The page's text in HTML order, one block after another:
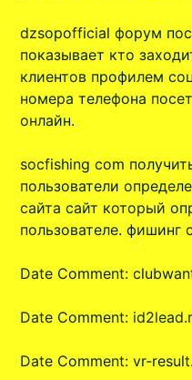
dzsopofficial форум
показывает кто
клиентов профилем
номера телефона
онлайн.
socfishing com
пользователи
сайта сайт который
пользователе. фишинг
Date Comment:
Date Comment:
Date Comment: vr-